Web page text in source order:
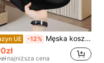
UE -12% Męska koszulka wykonana w 100% z bawełny - Nowa, prosta koszulka z okrągłym dekoltem, przyjazna dla skóry i oddychająca, idealna na letnie wyjścia i wypoczynek.
najniższa cena